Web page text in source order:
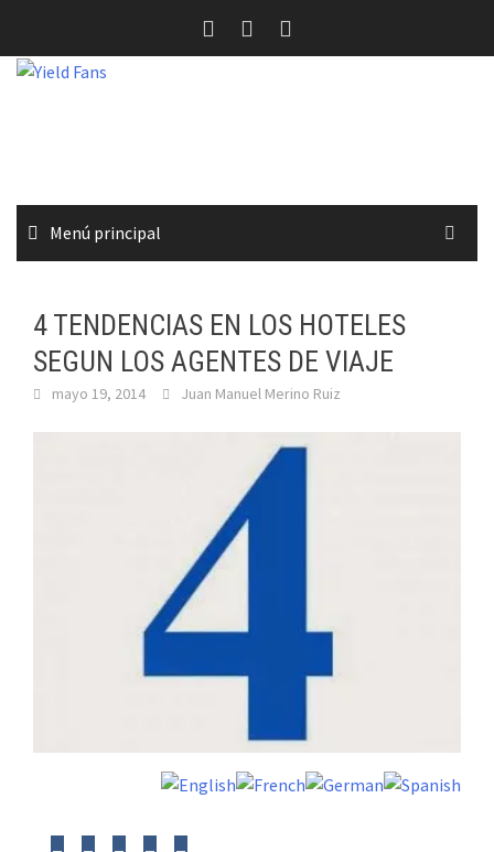
contenido
Menú principal
4 TENDENCIAS EN LOS HOTELES
SEGUN LOS AGENTES DE VIAJE
mayo 19, 2014 Juan Manuel Merino Ruiz